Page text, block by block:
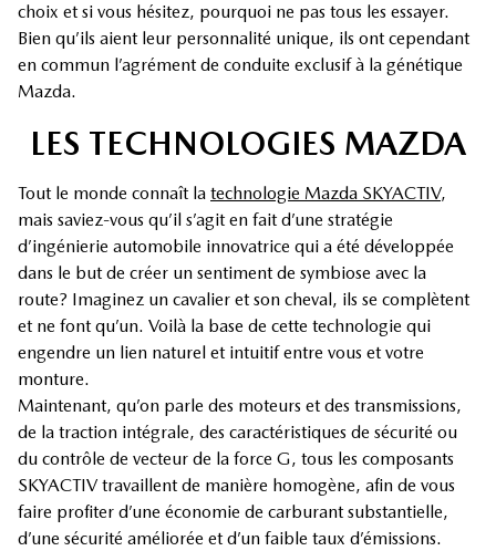
choix et si vous hésitez, pourquoi ne pas tous les essayer.
Bien qu’ils aient leur personnalité unique, ils ont cependant
en commun l’agrément de conduite exclusif à la génétique
Mazda.
LES TECHNOLOGIES MAZDA
Tout le monde connaît la technologie Mazda SKYACTIV,
mais saviez-vous qu’il s’agit en fait d’une stratégie
d’ingénierie automobile innovatrice qui a été développée
dans le but de créer un sentiment de symbiose avec la
route? Imaginez un cavalier et son cheval, ils se complètent
et ne font qu’un. Voilà la base de cette technologie qui
engendre un lien naturel et intuitif entre vous et votre
monture.
Maintenant, qu’on parle des moteurs et des transmissions,
de la traction intégrale, des caractéristiques de sécurité ou
du contrôle de vecteur de la force G, tous les composants
SKYACTIV travaillent de manière homogène, afin de vous
faire profiter d’une économie de carburant substantielle,
d’une sécurité améliorée et d’un faible taux d’émissions.